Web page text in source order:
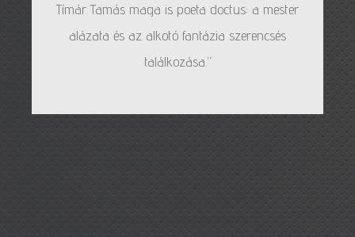
Tímár Tamás maga is poeta doctus: a mester
alázata és az alkotó fantázia szerencsés
találkozása.”